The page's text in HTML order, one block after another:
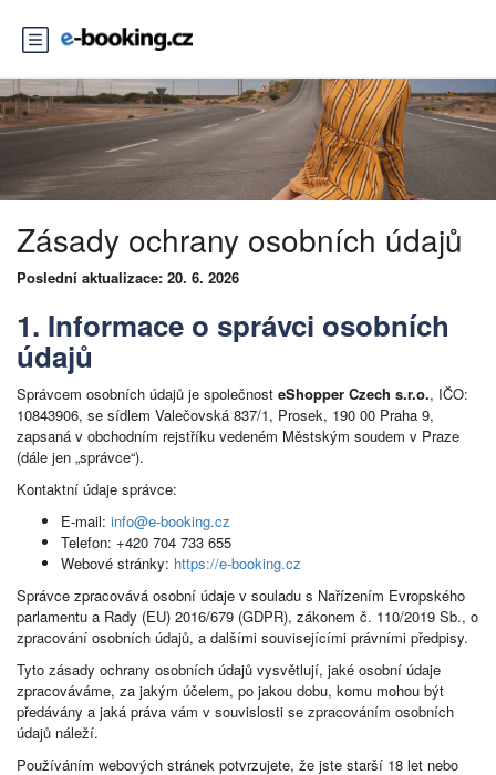
Zásady ochrany osobních údajů
Poslední aktualizace: 20. 6. 2026
1. Informace o správci osobních
údajů
Správcem osobních údajů je společnost eShopper Czech s.r.o., IČO:
10843906, se sídlem Valečovská 837/1, Prosek, 190 00 Praha 9,
zapsaná v obchodním rejstříku vedeném Městským soudem v Praze
(dále jen „správce“).
Kontaktní údaje správce:
E-mail: info@e-booking.cz
Telefon: +420 704 733 655
Webové stránky: https://e-booking.cz
Správce zpracovává osobní údaje v souladu s Nařízením Evropského
parlamentu a Rady (EU) 2016/679 (GDPR), zákonem č. 110/2019 Sb., o
zpracování osobních údajů, a dalšími souvisejícími právními předpisy.
Tyto zásady ochrany osobních údajů vysvětlují, jaké osobní údaje
zpracováváme, za jakým účelem, po jakou dobu, komu mohou být
předávány a jaká práva vám v souvislosti se zpracováním osobních
údajů náleží.
Používáním webových stránek potvrzujete, že jste starší 18 let nebo